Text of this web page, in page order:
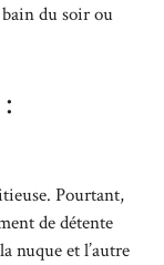
du soir ou
Pourtant,
de détente
nuque et l’autre